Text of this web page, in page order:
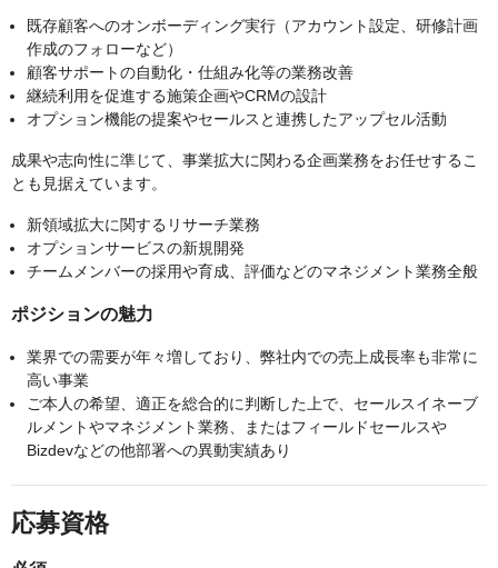
既存顧客へのオンボーディング実行（アカウント設定、研修計画
作成のフォローなど）
顧客サポートの自動化・仕組み化等の業務改善
継続利用を促進する施策企画やCRMの設計
オプション機能の提案やセールスと連携したアップセル活動
成果や志向性に準じて、事業拡大に関わる企画業務をお任せするこ
とも見据えています。
新領域拡大に関するリサーチ業務
オプションサービスの新規開発
チームメンバーの採用や育成、評価などのマネジメント業務全般
ポジションの魅力
業界での需要が年々増しており、弊社内での売上成長率も非常に
高い事業
ご本人の希望、適正を総合的に判断した上で、セールスイネーブ
ルメントやマネジメント業務、またはフィールドセールスや
Bizdevなどの他部署への異動実績あり
応募資格